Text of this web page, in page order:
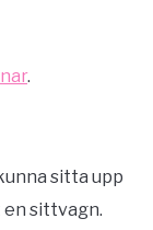
.
sitta upp
sittvagn.